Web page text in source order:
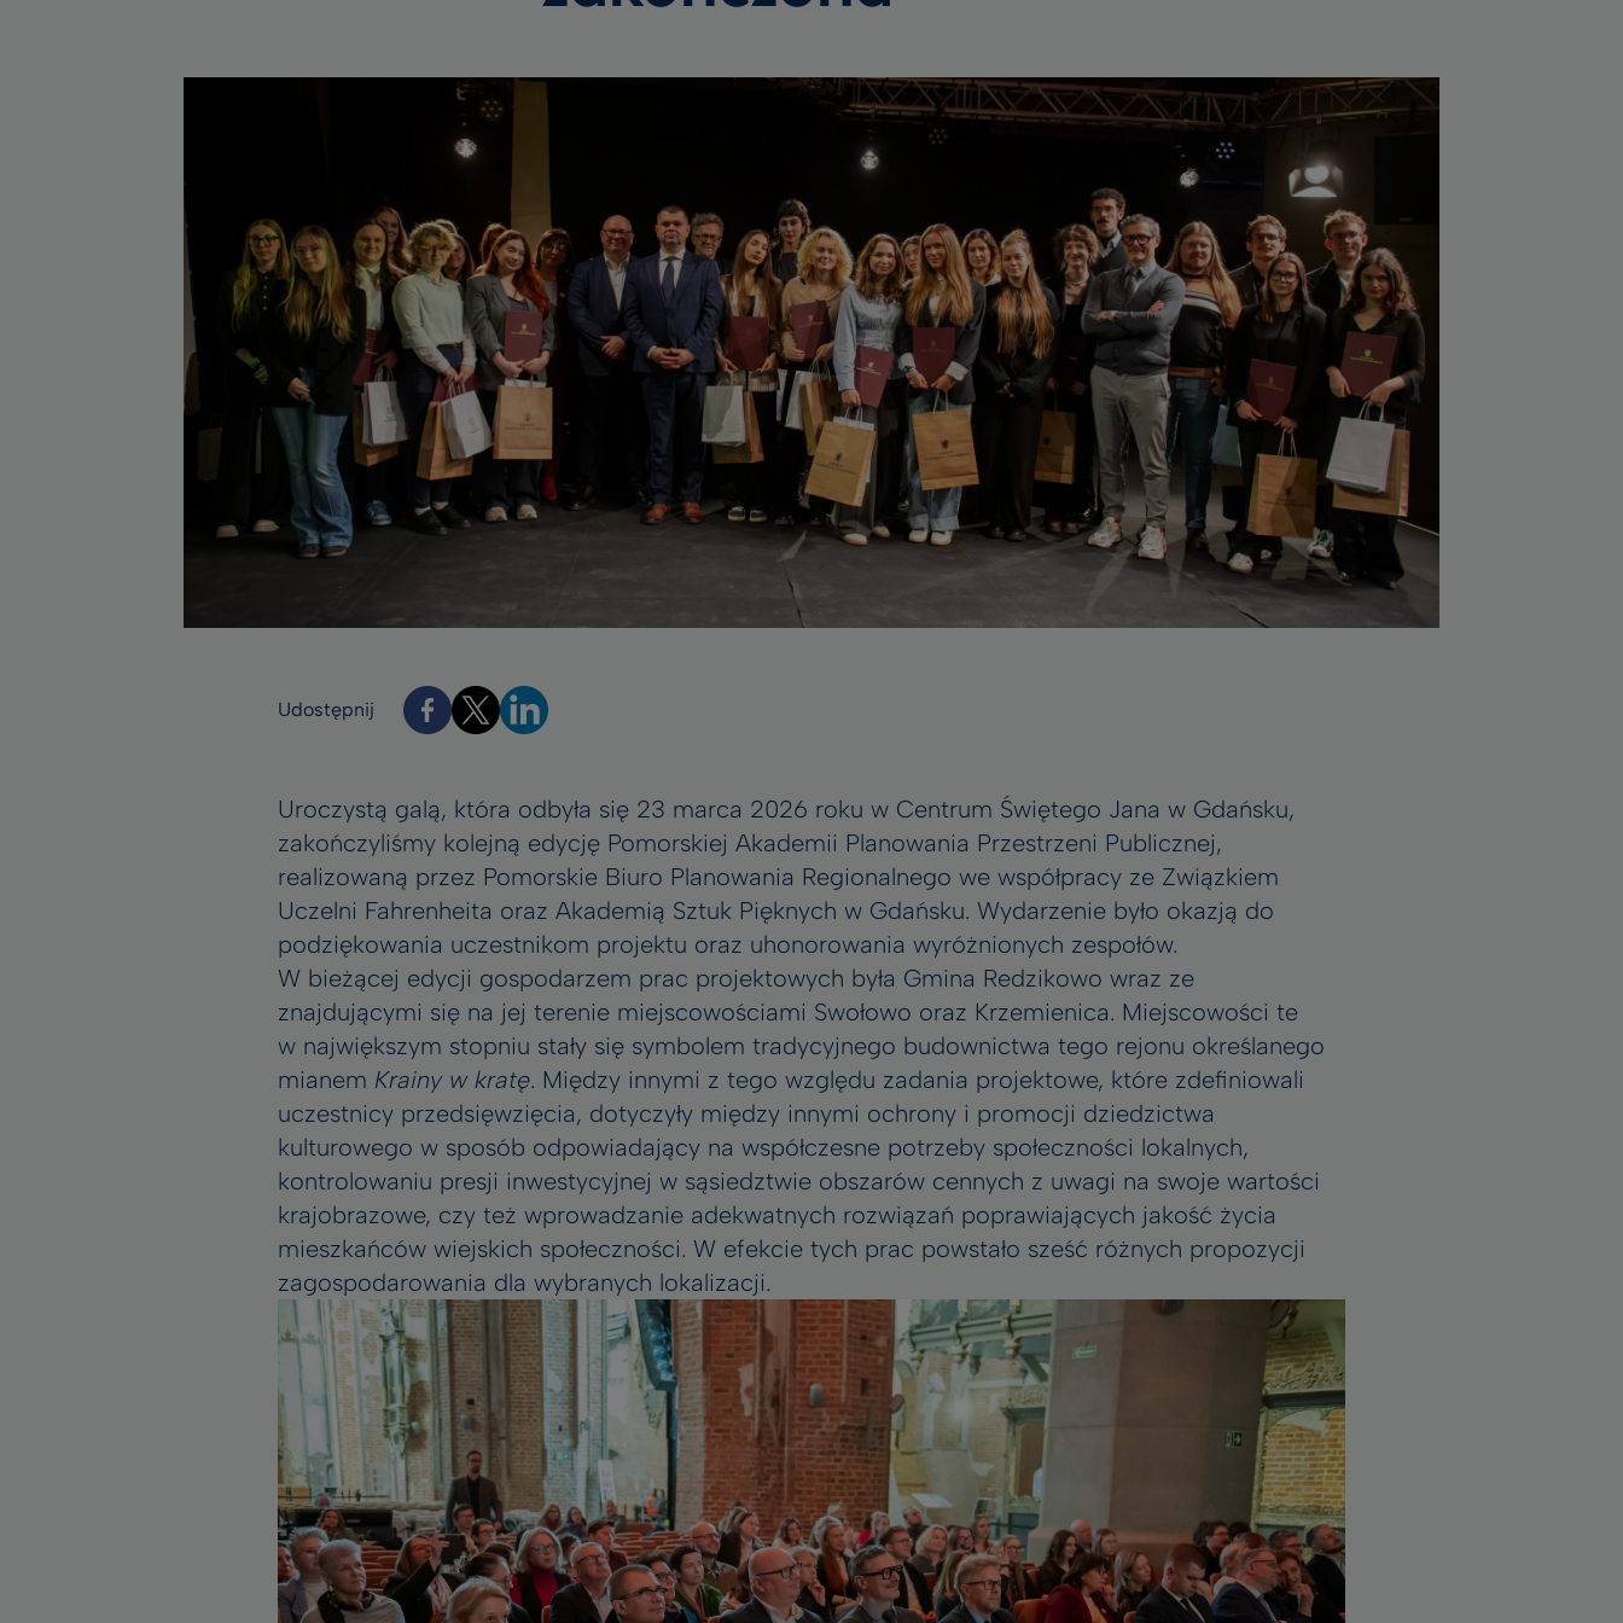
Udostępnij
Uroczystą galą, która odbyła się 23 marca 2026 roku w Centrum Świętego Jana w Gdańsku,
zakończyliśmy kolejną edycję Pomorskiej Akademii Planowania Przestrzeni Publicznej,
realizowaną przez Pomorskie Biuro Planowania Regionalnego we współpracy ze Związkiem
Uczelni Fahrenheita oraz Akademią Sztuk Pięknych w Gdańsku. Wydarzenie było okazją do
podziękowania uczestnikom projektu oraz uhonorowania wyróżnionych zespołów.
W bieżącej edycji gospodarzem prac projektowych była Gmina Redzikowo wraz ze
znajdującymi się na jej terenie miejscowościami Swołowo oraz Krzemienica. Miejscowości te
w największym stopniu stały się symbolem tradycyjnego budownictwa tego rejonu określanego
mianem Krainy w kratę. Między innymi z tego względu zadania projektowe, które zdefiniowali
uczestnicy przedsięwzięcia, dotyczyły między innymi ochrony i promocji dziedzictwa
kulturowego w sposób odpowiadający na współczesne potrzeby społeczności lokalnych,
kontrolowaniu presji inwestycyjnej w sąsiedztwie obszarów cennych z uwagi na swoje wartości
krajobrazowe, czy też wprowadzanie adekwatnych rozwiązań poprawiających jakość życia
mieszkańców wiejskich społeczności. W efekcie tych prac powstało sześć różnych propozycji
zagospodarowania dla wybranych lokalizacji.